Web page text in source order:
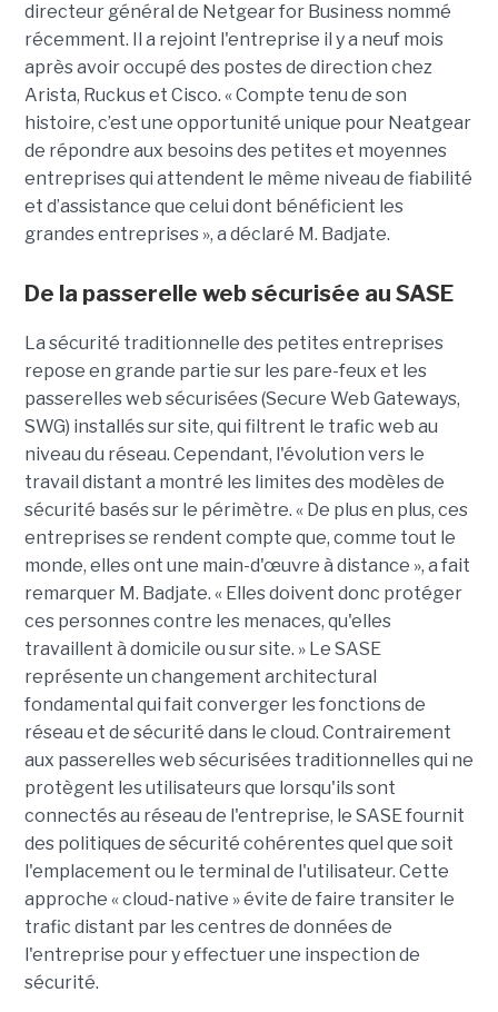
directeur général de Netgear for Business nommé
récemment. Il a rejoint l'entreprise il y a neuf mois
après avoir occupé des postes de direction chez
Arista, Ruckus et Cisco. « Compte tenu de son
histoire, c’est une opportunité unique pour Neatgear
de répondre aux besoins des petites et moyennes
entreprises qui attendent le même niveau de fiabilité
et d’assistance que celui dont bénéficient les
grandes entreprises », a déclaré M. Badjate.
De la passerelle web sécurisée au SASE
La sécurité traditionnelle des petites entreprises
repose en grande partie sur les pare-feux et les
passerelles web sécurisées (Secure Web Gateways,
SWG) installés sur site, qui filtrent le trafic web au
niveau du réseau. Cependant, l'évolution vers le
travail distant a montré les limites des modèles de
sécurité basés sur le périmètre. « De plus en plus, ces
entreprises se rendent compte que, comme tout le
monde, elles ont une main-d'œuvre à distance », a fait
remarquer M. Badjate. « Elles doivent donc protéger
ces personnes contre les menaces, qu'elles
travaillent à domicile ou sur site. » Le SASE
représente un changement architectural
fondamental qui fait converger les fonctions de
réseau et de sécurité dans le cloud. Contrairement
aux passerelles web sécurisées traditionnelles qui ne
protègent les utilisateurs que lorsqu'ils sont
connectés au réseau de l'entreprise, le SASE fournit
des politiques de sécurité cohérentes quel que soit
l'emplacement ou le terminal de l'utilisateur. Cette
approche « cloud-native » évite de faire transiter le
trafic distant par les centres de données de
l'entreprise pour y effectuer une inspection de
sécurité.